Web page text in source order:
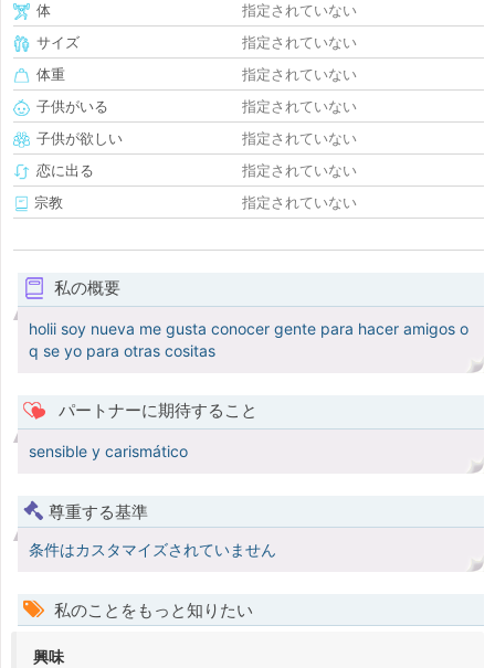
体
指定されていない
サイズ
指定されていない
体重
指定されていない
子供がいる
指定されていない
子供が欲しい
指定されていない
恋に出る
指定されていない
宗教
指定されていない
私の概要
holii soy nueva me gusta conocer gente para hacer amigos o
q se yo para otras cositas
パートナーに期待すること
sensible y carismático
尊重する基準
条件はカスタマイズされていません
私のことをもっと知りたい
興味